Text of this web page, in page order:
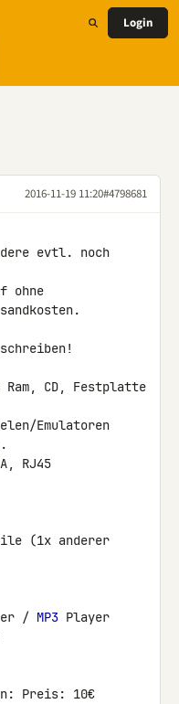
Login
2016-11-19 11:20#4798681
evtl. noch
ohne
Ram, CD, Festplatte
Emulatoren
RJ45
(1x anderer
/ MP3 Player
Preis: 10€